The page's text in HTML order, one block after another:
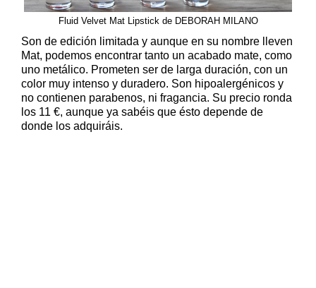
Fluid Velvet Mat Lipstick de DEBORAH MILANO
Son de edición limitada y aunque en su nombre lleven
Mat, podemos encontrar tanto un acabado mate, como
uno metálico. Prometen ser de larga duración, con un
color muy intenso y duradero. Son hipoalergénicos y
no contienen parabenos, ni fragancia. Su precio ronda
los 11 €, aunque ya sabéis que ésto depende de
donde los adquiráis.